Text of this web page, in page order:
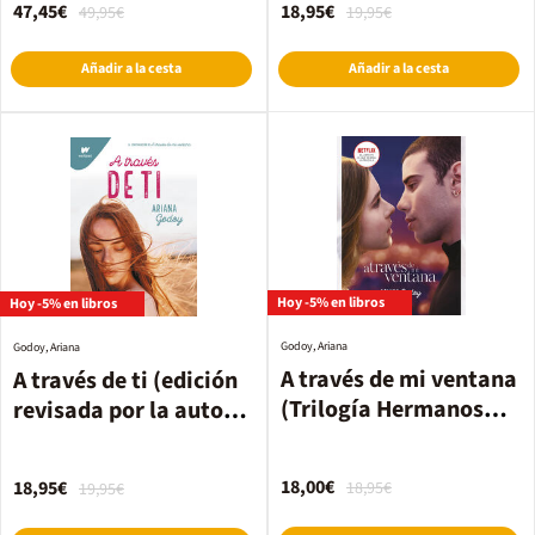
49,95€
47,45€
Añadir a la cesta
19,95€
18,95€
Añadir a la cesta
Hoy -5% en libros
A través de ti (edición
revisada por la autora)
Godoy, Ariana
19,95€
18,95€
Hoy -5% en libros
A través de mi ventana
(Trilogía Hermanos
Godoy, Ariana
18,95€
18,00€